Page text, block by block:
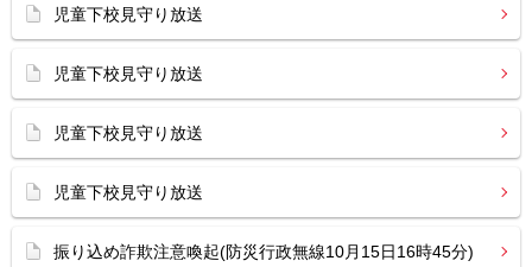
児童下校見守り放送
児童下校見守り放送
児童下校見守り放送
児童下校見守り放送
振り込め詐欺注意喚起(防災行政無線10月15日16時45分)